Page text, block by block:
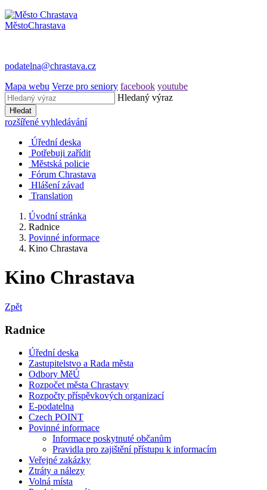
MěstoChrastava
podatelna@chrastava.cz
Mapa webu Verze pro seniory facebook youtube
Hledaný výraz
Hledat
rozšířené vyhledávání
Úřední deska
Potřebuji zařídit
Městská policie
Fórum Chrastava
Hlášení závad
Translation
Úvodní stránka
Radnice
Povinné informace
Kino Chrastava
Kino Chrastava
Zpět
Radnice
Úřední deska
Zastupitelstvo a Rada města
Odbory MěÚ
Rozpočet města Chrastavy
Rozpočty příspěvkových organizací
E-podatelna
Czech POINT
Povinné informace
Informace poskytnuté občanům
Pravidla pro zajištění přístupu k informacím
Veřejné zakázky
Ztráty a nálezy
Volná místa